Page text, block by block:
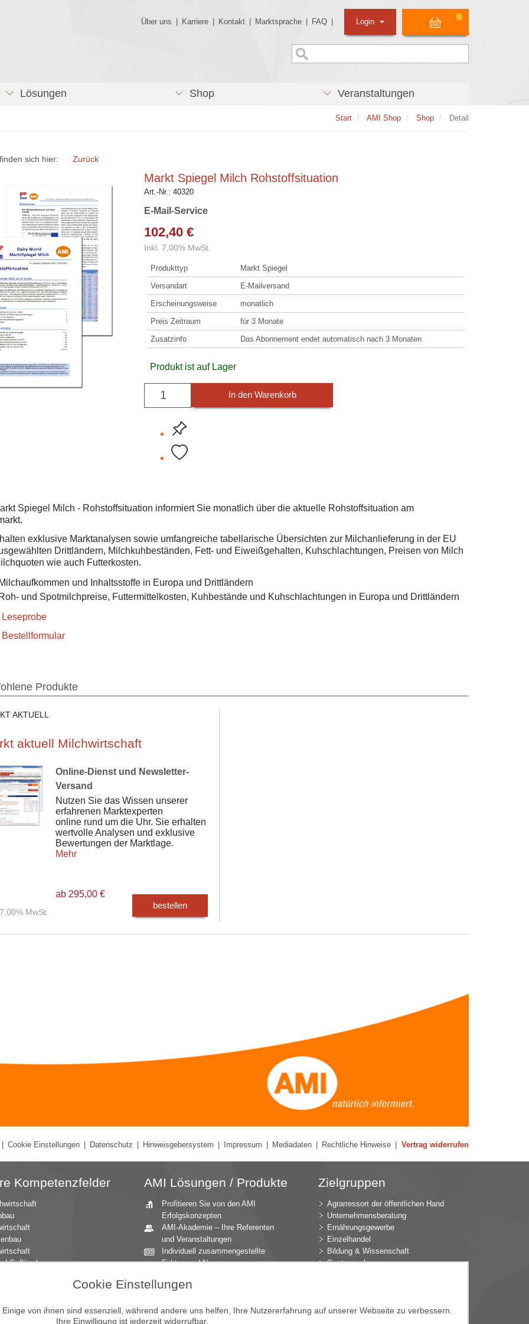
Über uns Karriere Kontakt Marktsprache FAQ
0
Login
Lösungen Shop Veranstaltungen
Start AMI Shop Shop Detail
sich hier: Zurück
Markt Spiegel Milch Rohstoffsituation
Art.-Nr.: 40320
E-Mail-Service
102,40 €
Inkl. 7,00% MwSt.
Produkttyp
Markt Spiegel
Versandart
E-Mailversand
Erscheinungsweise
monatlich
Preis Zeitraum
für 3 Monate
Zusatzinfo
Das Abonnement endet automatisch nach 3 Monaten
Produkt ist auf Lager
In den Warenkorb
Spiegel Milch - Rohstoffsituation informiert Sie monatlich über die aktuelle Rohstoffsituation am
exklusive Marktanalysen sowie umfangreiche tabellarische Übersichten zur Milchanlieferung in der EU
Drittländern, Milchkuhbeständen, Fett- und Eiweißgehalten, Kuhschlachtungen, Preisen von Milch
wie auch Futterkosten.
und Inhaltsstoffe in Europa und Drittländern
und Spotmilchpreise, Futtermittelkosten, Kuhbestände und Kuhschlachtungen in Europa und Drittländern
Leseprobe
Bestellformular
Produkte
AKTUELL
aktuell Milchwirtschaft
Online-Dienst und Newsletter-
Versand
Nutzen Sie das Wissen unserer
erfahrenen Marktexperten
online rund um die Uhr. Sie erhalten
wertvolle Analysen und exklusive
Bewertungen der Marktlage.
Mehr
ab 295,00 €
MwSt.
bestellen
Cookie Einstellungen Datenschutz Hinweisgebersystem Impressum Mediadaten Rechtliche Hinweise Vertrag widerrufen
Kompetenzfelder
Geflügel
und Zierpflanzen
AMI Lösungen / Produkte
Profitieren Sie von den AMI
Erfolgskonzepten
AMI-Akademie – Ihre Referenten
und Veranstaltungen
Individuell zusammengestellte
Fakten und News
Marktexperten
einen umfangreichen Überblick
Jahrbücher – einzigartige
Zielgruppen
Agrarressort der öffentlichen Hand
Unternehmensberatung
Ernährungsgewerbe
Einzelhandel
Bildung & Wissenschaft
Gastgewerbe
Gartenbau
Cookie Einstellungen
von ihnen sind essenziell, während andere uns helfen, Ihre Nutzererfahrung auf unserer Webseite zu verbessern.
Ihre Einwilligung ist jederzeit widerrufbar.